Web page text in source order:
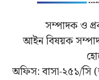
সম্পাদক ও
আইন বিষয়ক
অফিস: বাসা-২৫১/সি